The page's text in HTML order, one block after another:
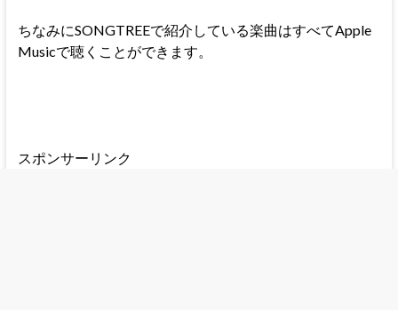
ちなみにSONGTREEで紹介している楽曲はすべてApple
Musicで聴くことができます。
スポンサーリンク